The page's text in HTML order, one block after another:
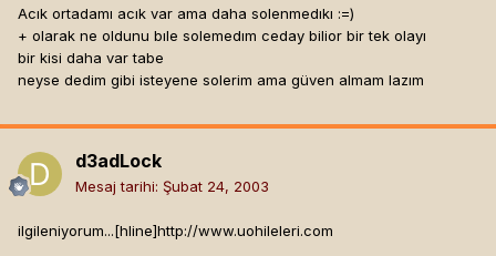
Acık ortadamı acık var ama daha solenmedıkı :=)
+ olarak ne oldunu bıle solemedım ceday bilior bir tek olayı
bir kisi daha var tabe
neyse dedim gibi isteyene solerim ama güven almam lazım
d3adLock
Mesaj tarihi: Şubat 24, 2003
ilgileniyorum...[hline]http://www.uohileleri.com